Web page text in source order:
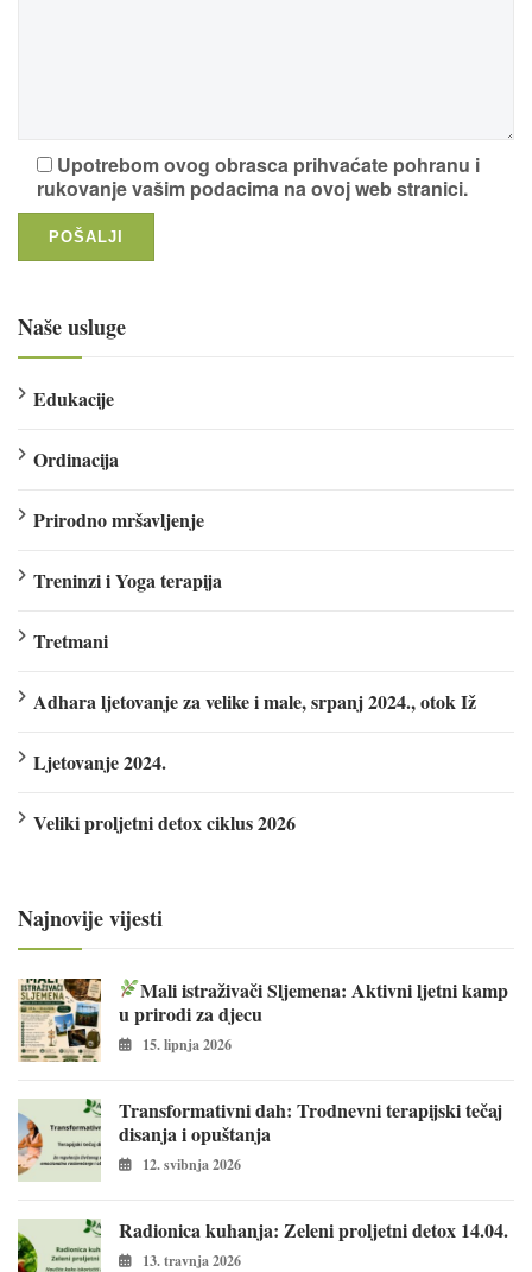
Upotrebom ovog obrasca prihvaćate pohranu i
rukovanje vašim podacima na ovoj web stranici.
Naše usluge
Edukacije
Ordinacija
Prirodno mršavljenje
Treninzi i Yoga terapija
Tretmani
Adhara ljetovanje za velike i male, srpanj 2024., otok Iž
Ljetovanje 2024.
Veliki proljetni detox ciklus 2026
Najnovije vijesti
Mali istraživači Sljemena: Aktivni ljetni kamp
u prirodi za djecu
15. lipnja 2026
Transformativni dah: Trodnevni terapijski tečaj
disanja i opuštanja
12. svibnja 2026
Radionica kuhanja: Zeleni proljetni detox 14.04.
13. travnja 2026